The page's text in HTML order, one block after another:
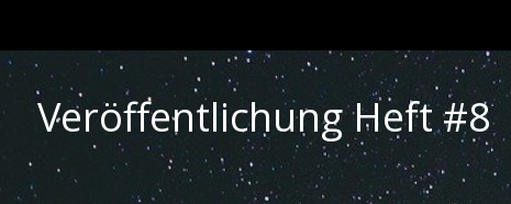
Veröffentlichung Heft #8